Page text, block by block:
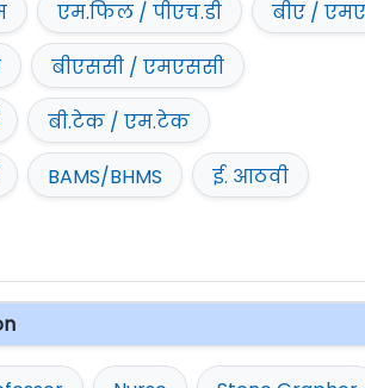
एम.फिल / पीएच.डी
बीए / एमए
बीएससी / एमएससी
बी.टेक / एम.टेक
BAMS/BHMS
ई. आठवी